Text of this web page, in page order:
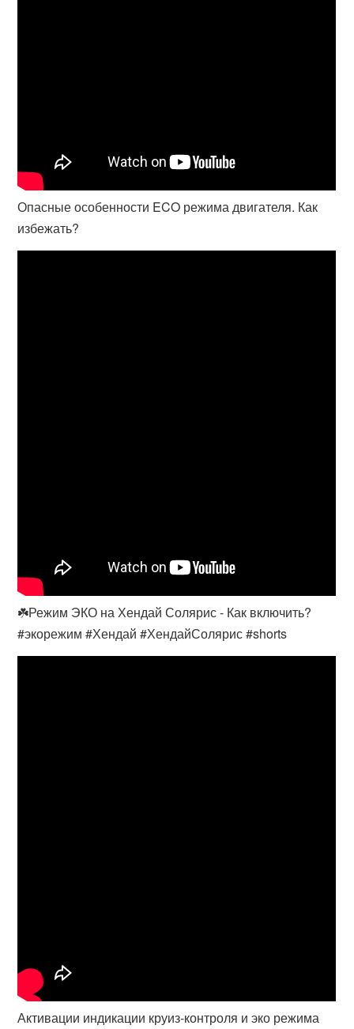
Опасные особенности ECO режима двигателя. Как
избежать?
☘️Режим ЭКО на Хендай Солярис - Как включить?
#экорежим #Хендай #ХендайСолярис #shorts
Активации индикации круиз-контроля и эко режима